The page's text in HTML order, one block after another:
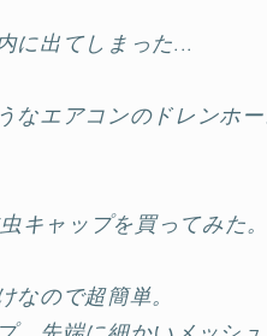
に出てしまった...
なエアコンのドレンホ
キャップを買ってみた。
なので超簡単。